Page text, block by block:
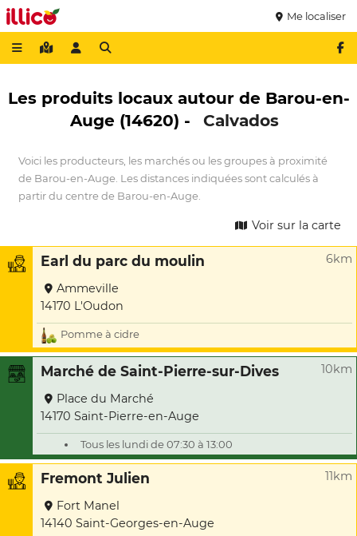
Me localiser
Les produits locaux autour de Barou-en-
Auge (14620) -
Calvados
Voici les producteurs, les marchés ou les groupes à proximité
de Barou-en-Auge. Les distances indiquées sont calculés à
partir du centre de Barou-en-Auge.
Voir sur la carte
Earl du parc du moulin 6km
Ammeville
14170 L'Oudon
Pomme à cidre
Marché de Saint-Pierre-sur-Dives 10km
Place du Marché
14170 Saint-Pierre-en-Auge
Tous les lundi de 07:30 à 13:00
Fremont Julien 11km
Fort Manel
14140 Saint-Georges-en-Auge